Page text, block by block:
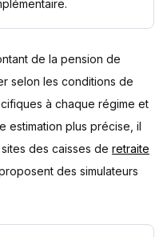
de la pension de
selon les conditions de
à chaque régime et
estimation plus précise, il
des caisses de retraite
proposent des simulateurs